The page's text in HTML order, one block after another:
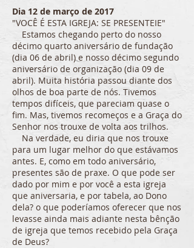
Dia 12 de março de 2017
"VOCÊ É ESTA IGREJA: SE PRESENTEIE"
Estamos chegando perto do nosso
décimo quarto aniversário de fundação
(dia 06 de abril) e nosso décimo segundo
aniversário de organização (dia 09 de
abril). Muita história passou diante dos
olhos de boa parte de nós. Tivemos
tempos difíceis, que pareciam quase o
fim. Mas, tivemos recomeços e a Graça do
Senhor nos trouxe de volta aos trilhos.
Na verdade, eu diria que nos trouxe
para um lugar melhor do que estávamos
antes. E, como em todo aniversário,
presentes são de praxe. O que pode ser
dado por mim e por você a esta igreja
que aniversaria, e por tabela, ao Dono
dela? o que poderíamos oferecer que nos
levasse ainda mais adiante nesta bênção
de igreja que temos recebido pela Graça
de Deus?